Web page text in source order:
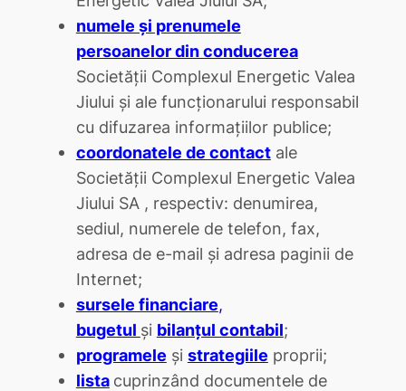
numele şi prenumele
persoanelor din conducerea
Societăţii Complexul Energetic Valea
Jiului şi ale funcţionarului responsabil
cu difuzarea informaţiilor publice;
coordonatele de contactale
Societăţii Complexul Energetic Valea
Jiului SA , respectiv: denumirea,
sediul, numerele de telefon, fax,
adresa de e-mail şi adresa paginii de
Internet;
sursele financiare,
bugetul şi bilanţul contabil;
programele şi strategiile proprii;
lista cuprinzând documentele de